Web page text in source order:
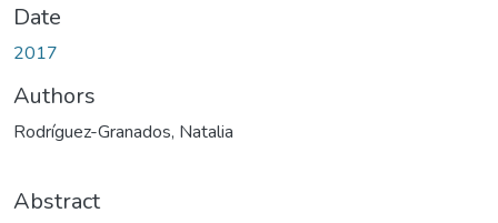
Date
2017
Authors
Rodríguez-Granados, Natalia
Abstract